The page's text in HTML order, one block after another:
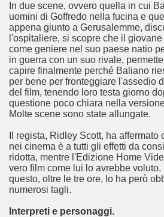
In due scene, ovvero quella in cui
uomini di Goffredo nella fucina e
appena giunto a Gerusalemme,
l'ospitaliere, si scopre che il
come geniere nel suo paese natio
in guerra con un suo rivale,
capire finalmente perché Baliano
per bene per fronteggiare l'assedio
del film, tenendo loro testa giorno
questione poco chiara nella
Molte scene sono state allungate.
Il regista, Ridley Scott, ha
nei cinema è a tutti gli effetti da
ridotta, mentre l'Edizione Home
vero film come lui lo avrebbe
questo, oltre le tre ore, lo ha però
numerosi tagli.
Interpreti e personaggi.